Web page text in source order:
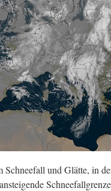
Schneefall und Glätte, in